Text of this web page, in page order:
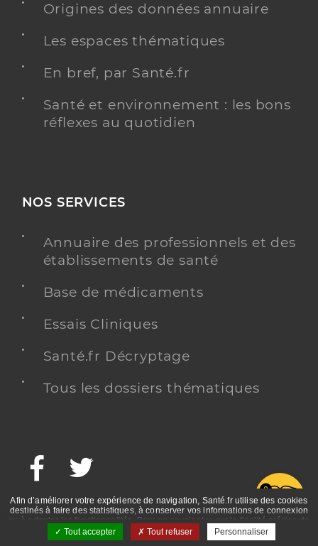
Origines des données annuaire
Les espaces thématiques
En bref, par Santé.fr
Santé et environnement : les bons
réflexes au quotidien
NOS SERVICES
Annuaire des professionnels et des
établissements de santé
Base de médicaments
Essais Cliniques
Santé.fr Décryptage
Tous les dossiers thématiques
Facebook
Afin d’améliorer votre expérience de navigation, Santé.fr utilise des cookies
destinés à faire des statistiques, à conserver vos informations de connexion
ou à adapter les fonctionnalités. Pour en savoir plus sur la finalité précise de
ces cookies, nous vous invitons à prendre connaissance de la politique de
confidentialité et des mentions légales.
Tout accepter Tout refuser Personnaliser